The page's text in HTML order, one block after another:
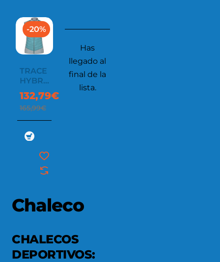
Chaleco
CHALECOS
DEPORTIVOS:
-20%
TRACE
HYBRID
VEST
WOMAN
132,79€
165,99€
Has
llegado al
final de la
lista.